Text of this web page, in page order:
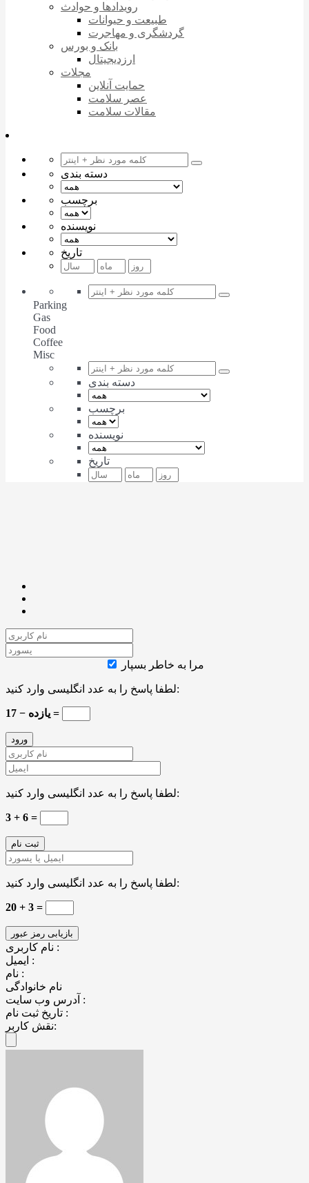
رویدادها و حوادث
طبیعت و حیوانات
گردشگری و مهاجرت
بانک و بورس
ارزدیجیتال
مجلات
حمایت آنلاین
عصر سلامت
مقالات سلامت
دسته بندی
برچسب
نویسنده
تاریخ
Parking
Gas
Food
Coffee
Misc
دسته بندی
برچسب
نویسنده
تاریخ
مرا به خاطر بسپار
لطفا پاسخ را به عدد انگلیسی وارد کنید:
17 − یازده =
لطفا پاسخ را به عدد انگلیسی وارد کنید:
3 + 6 =
لطفا پاسخ را به عدد انگلیسی وارد کنید:
20 + 3 =
نام کاربری :
ایمیل :
نام :
نام خانوادگی
آدرس وب سایت :
تاریخ ثبت نام :
نقش کاربر: